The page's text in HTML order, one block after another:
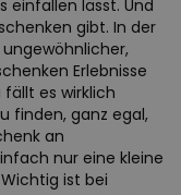
einfallen lässt. Und
gibt. In der
Erlebnisse
es wirklich
finden, ganz egal,
an
nur eine kleine
ist bei